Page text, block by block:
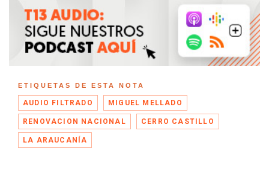
ETIQUETAS DE ESTA NOTA
AUDIO FILTRADO MIGUEL MELLADO
RENOVACION NACIONAL CERRO CASTILLO
LA ARAUCANÍA